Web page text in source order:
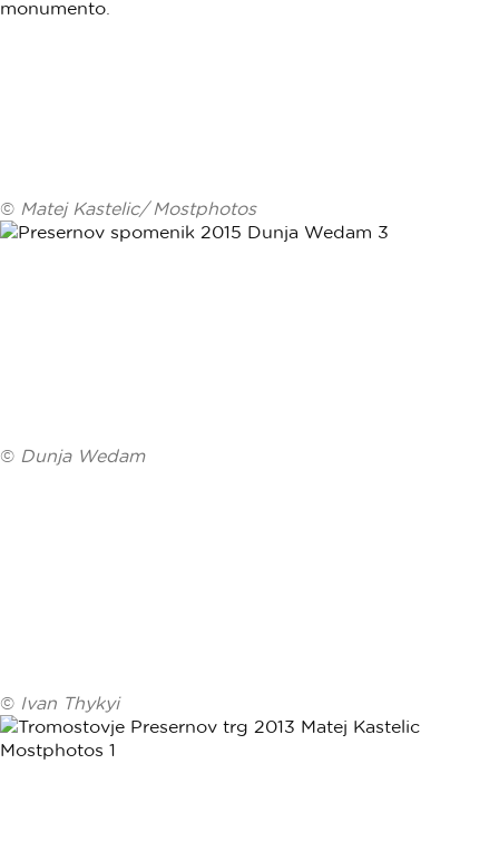
© Matej Kastelic/ Mostphotos
© Dunja Wedam
© Ivan Thykyi